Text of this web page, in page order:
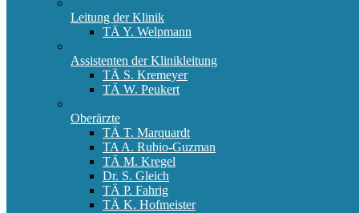
Leitung der Klinik
TÄ Y. Welpmann
Assistenten der Klinikleitung
TÄ S. Kremeyer
TÄ W. Peukert
Oberärzte
TÄ T. Marquardt
TA A. Rubio-Guzman
TÄ M. Kregel
Dr. S. Gleich
TÄ P. Fahrig
TÄ K. Hofmeister